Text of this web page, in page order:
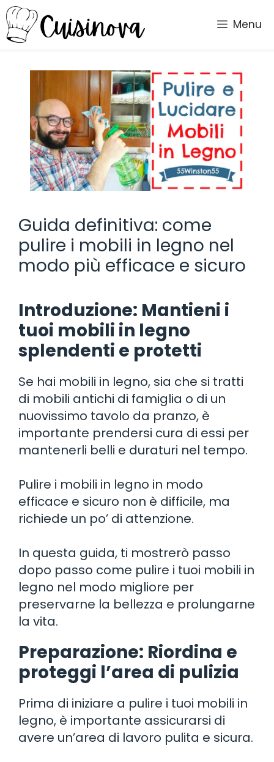
Vai
al
contenuto
Menu
Guida definitiva: come
pulire i mobili in legno nel
modo più efficace e sicuro
Introduzione: Mantieni i
tuoi mobili in legno
splendenti e protetti
Se hai mobili in legno, sia che si tratti
di mobili antichi di famiglia o di un
nuovissimo tavolo da pranzo, è
importante prendersi cura di essi per
mantenerli belli e duraturi nel tempo.
Pulire i mobili in legno in modo
efficace e sicuro non è difficile, ma
richiede un po’ di attenzione.
In questa guida, ti mostrerò passo
dopo passo come pulire i tuoi mobili in
legno nel modo migliore per
preservarne la bellezza e prolungarne
la vita.
Preparazione: Riordina e
proteggi l’area di pulizia
Prima di iniziare a pulire i tuoi mobili in
legno, è importante assicurarsi di
avere un’area di lavoro pulita e sicura.